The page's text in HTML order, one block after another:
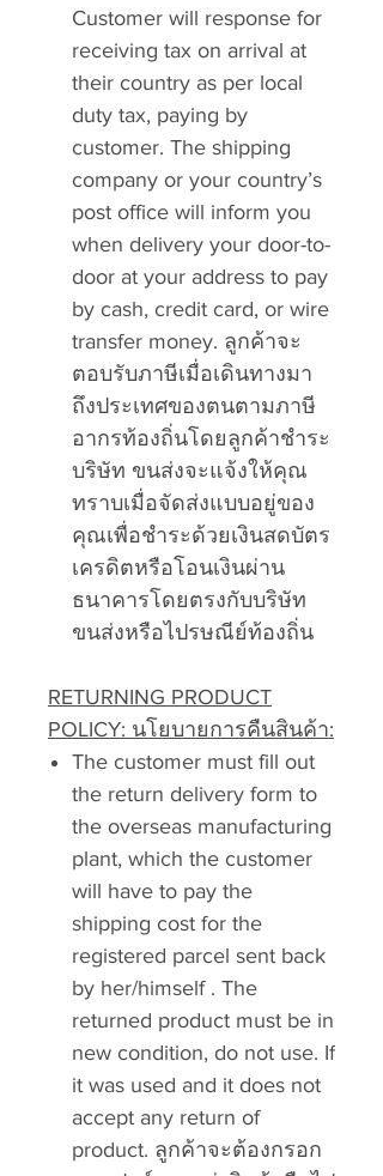
Customer will response for
receiving tax on arrival at
their country as per local
duty tax, paying by
customer. The shipping
company or your country’s
post office will inform you
when delivery your door-to-
door at your address to pay
by cash, credit card, or wire
transfer money. ลูกค้าจะ
ตอบรับภาษีเมื่อเดินทางมา
ถึงประเทศของตนตามภาษี
อากรท้องถิ่นโดยลูกค้าชำระ
บริษัท ขนส่งจะแจ้งให้คุณ
ทราบเมื่อจัดส่งแบบอยู่ของ
คุณเพื่อชำระด้วยเงินสดบัตร
เครดิตหรือโอนเงินผ่าน
ธนาคารโดยตรงกับบริษัท
ขนส่งหรือไปรษณีย์ท้องถิ่น
RETURNING PRODUCT
POLICY: นโยบายการคืนสินค้า:
The customer must fill out
the return delivery form to
the overseas manufacturing
plant, which the customer
will have to pay the
shipping cost for the
registered parcel sent back
by her/himself . The
returned product must be in
new condition, do not use. If
it was used and it does not
accept any return of
product. ลูกค้าจะต้องกรอก